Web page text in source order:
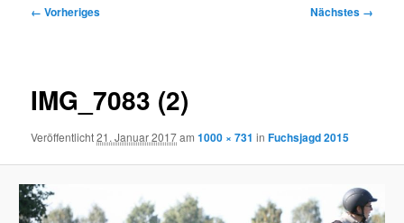
Bilder-
← Vorheriges Nächstes →
IMG_7083 (2)
Veröffentlicht21. Januar 2017am1000 × 731 inFuchsjagd 2015